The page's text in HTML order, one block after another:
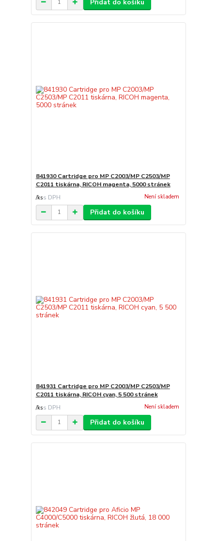
Přidat do košíku
841930 Cartridge pro MP C2003/MP C2503/MP
C2011 tiskárna, RICOH magenta, 5000 stránek
/ks Není skladem
Přidat do košíku
841931 Cartridge pro MP C2003/MP C2503/MP
C2011 tiskárna, RICOH cyan, 5 500 stránek
/ks Není skladem
Přidat do košíku